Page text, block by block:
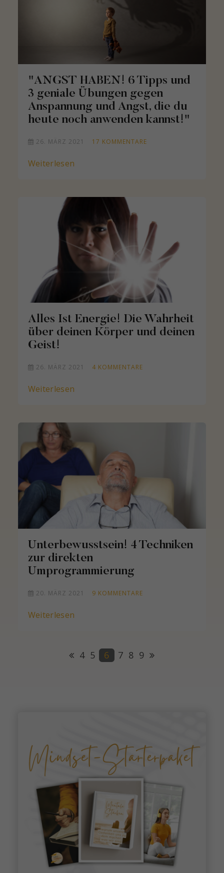
"ANGST HABEN! 6 Tipps und
3 geniale Übungen gegen
Anspannung und Angst, die du
heute noch anwenden kannst!"
26. MÄRZ 2021 17 KOMMENTARE
Weiterlesen
Alles Ist Energie! Die Wahrheit
über deinen Körper und deinen
Geist!
26. MÄRZ 2021 4 KOMMENTARE
Weiterlesen
Unterbewusstsein! 4 Techniken
zur direkten
Umprogrammierung
20. MÄRZ 2021 9 KOMMENTARE
Weiterlesen
4 5 6 7 8 9